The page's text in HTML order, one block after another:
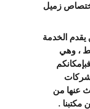
اختصاص زميل
الخدمة
، وهي
عنها من
.